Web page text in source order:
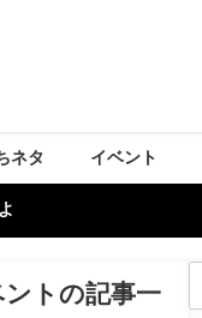
ネタ イベント
トの記事一